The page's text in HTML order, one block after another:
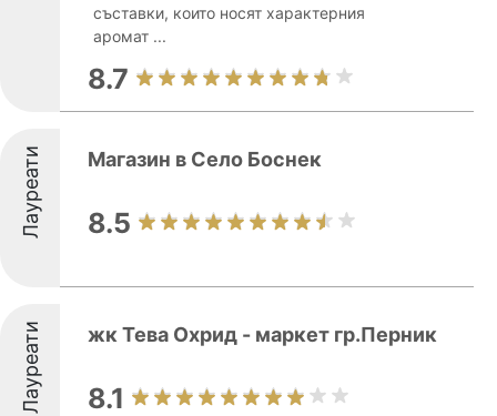
съставки, които носят характерния
аромат ...
8.7
Лауреати Магазин в Село Боснек
8.5
Лауреати жк Тева Охрид - маркет гр.Перник
8.1